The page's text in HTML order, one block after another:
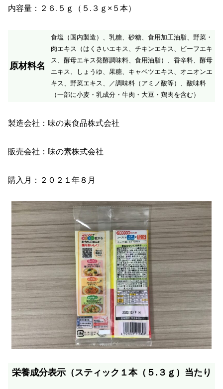
内容量：２６.５ｇ（５.３ｇ×５本）
原材料名
食塩（国内製造）、乳糖、砂糖、食用加工油脂、野菜・
肉エキス（はくさいエキス、チキンエキス、ビーフエキ
ス、酵母エキス発酵調味料、食用油脂）、香辛料、酵母
エキス、しょうゆ、果糖、キャベツエキス、オニオンエ
キス、野菜エキス、／調味料（アミノ酸等）、酸味料
（一部に小麦・乳成分・牛肉・大豆・鶏肉を含む）
製造会社：味の素食品株式会社
販売会社：味の素株式会社
購入月：２０２１年８月
栄養成分表示（スティック１本（５.３ｇ）当たり